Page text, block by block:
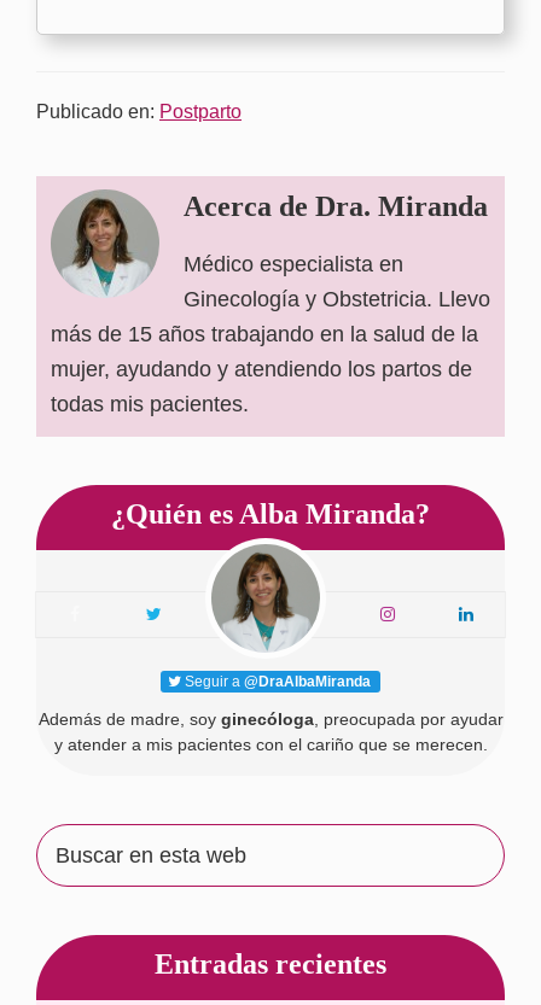
Publicado en: Postparto
Acerca de Dra. Miranda
Médico especialista en
Ginecología y Obstetricia. Llevo
más de 15 años trabajando en la salud de la
mujer, ayudando y atendiendo los partos de
todas mis pacientes.
Barra
lateral
principal
¿Quién es Alba Miranda?
Seguir a @DraAlbaMiranda
Además de madre, soy ginecóloga, preocupada por ayudar
y atender a mis pacientes con el cariño que se merecen.
Buscar
en
Entradas recientes